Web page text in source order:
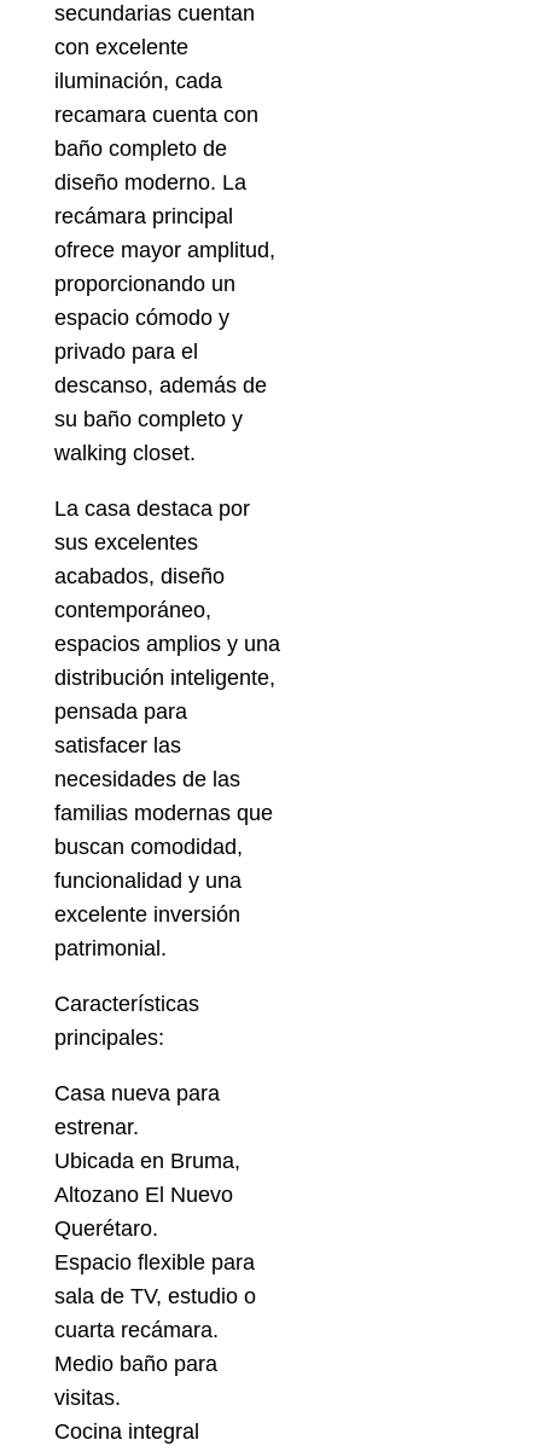
secundarias cuentan
con excelente
iluminación, cada
recamara cuenta con
baño completo de
diseño moderno. La
recámara principal
ofrece mayor amplitud,
proporcionando un
espacio cómodo y
privado para el
descanso, además de
su baño completo y
walking closet.
La casa destaca por
sus excelentes
acabados, diseño
contemporáneo,
espacios amplios y una
distribución inteligente,
pensada para
satisfacer las
necesidades de las
familias modernas que
buscan comodidad,
funcionalidad y una
excelente inversión
patrimonial.
Características
principales:
Casa nueva para
estrenar.
Ubicada en Bruma,
Altozano El Nuevo
Querétaro.
Espacio flexible para
sala de TV, estudio o
cuarta recámara.
Medio baño para
visitas.
Cocina integral